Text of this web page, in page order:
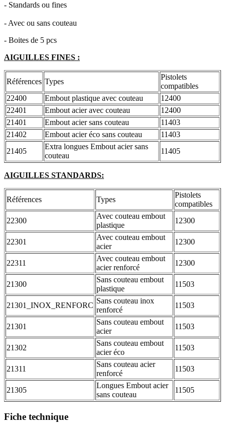
- Standards ou fines
- Avec ou sans couteau
- Boites de 5 pcs
AIGUILLES FINES :
Références Types
Pistolets
compatibles
22400
Embout plastique avec couteau
12400
22401
Embout acier avec couteau
12400
21401
Embout acier sans couteau
11403
21402
Embout acier éco sans couteau
11403
21405
Extra longues Embout acier sans
couteau
11405
AIGUILLES STANDARDS:
Références Types
Pistolets
compatibles
22300
Avec couteau embout
plastique
12300
22301
Avec couteau embout
acier
12300
22311
Avec couteau embout
acier renforcé
12300
21300
Sans couteau embout
plastique
11503
21301_INOX_RENFORC
Sans couteau inox
renforcé
11503
21301
Sans couteau embout
acier
11503
21302
Sans couteau embout
acier éco
11503
21311
Sans couteau acier
renforcé
11503
21305
Longues Embout acier
sans couteau
11505
Fiche technique